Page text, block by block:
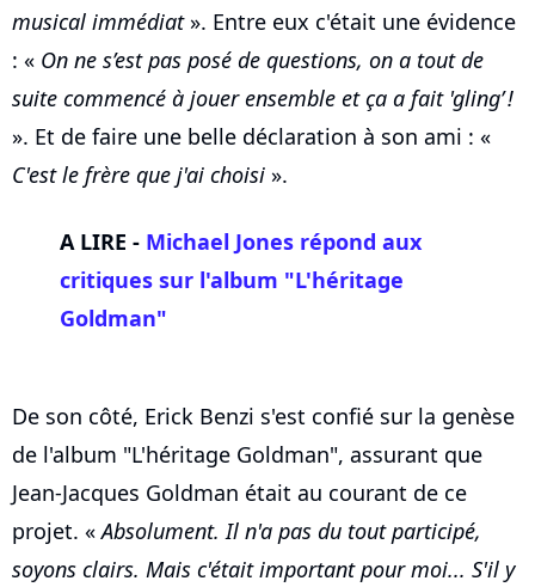
musical immédiat». Entre eux c'était une évidence
: « On ne s’est pas posé de questions, on a tout de
suite commencé à jouer ensemble et ça a fait 'gling’ !
». Et de faire une belle déclaration à son ami : «
C'est le frère que j'ai choisi ».
A LIRE - Michael Jones répond aux
critiques sur l'album "L'héritage
Goldman"
De son côté, Erick Benzi s'est confié sur la genèse
de l'album "L'héritage Goldman", assurant que
Jean-Jacques Goldman était au courant de ce
projet. «Absolument. Il n'a pas du tout participé,
soyons clairs. Mais c'était important pour moi... S'il y